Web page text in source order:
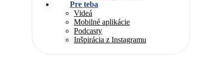
Pre teba
Videá
Mobilné aplikácie
Podcasty
Inšpirácia z Instagramu